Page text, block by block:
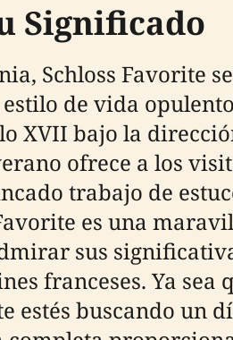
Significado
Schloss Favorite
de vida
XVII bajo la
ofrece a los
trabajo de
es una
sus
franceses. Ya sea
buscando un